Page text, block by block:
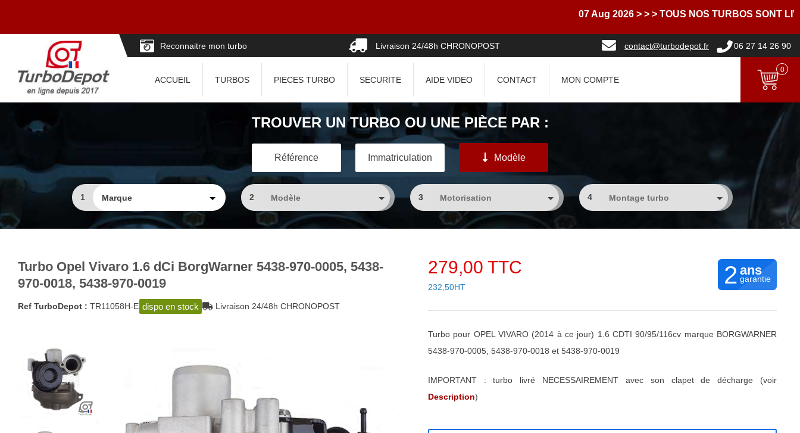
07 Aug 2026 > > > TOUS NOS TURBOS SONT LIVRES
Reconnaitre mon turbo Livraison 24/48h CHRONOPOST contact@turbodepot.fr 06 27 14 26 90
ACCUEIL TURBOS PIECES TURBO SECURITE AIDE VIDEO CONTACT MON COMPTE
0
TROUVER UN TURBO OU UNE PIÈCE PAR :
Référence Immatriculation Modèle
1 2 3 4
Turbo Opel Vivaro 1.6 dCi BorgWarner 5438-970-0005, 5438-
970-0018, 5438-970-0019
Ref TurboDepot : TR11058H-E dispo en stock Livraison 24/48h CHRONOPOST
279,00 TTC
232,50HT 2 ans
garantie
Turbo pour OPEL VIVARO (2014 à ce jour) 1.6 CDTI 90/95/116cv marque BORGWARNER
5438-970-0005, 5438-970-0018 et 5438-970-0019
IMPORTANT : turbo livré NECESSAIREMENT avec son clapet de décharge (voir
Description)